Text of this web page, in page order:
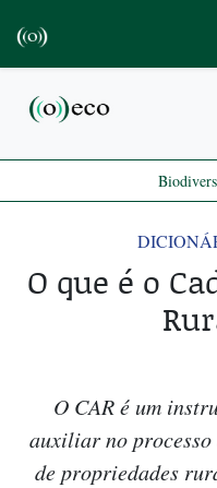
O que é o
O CAR é um
auxiliar no
de propriedades